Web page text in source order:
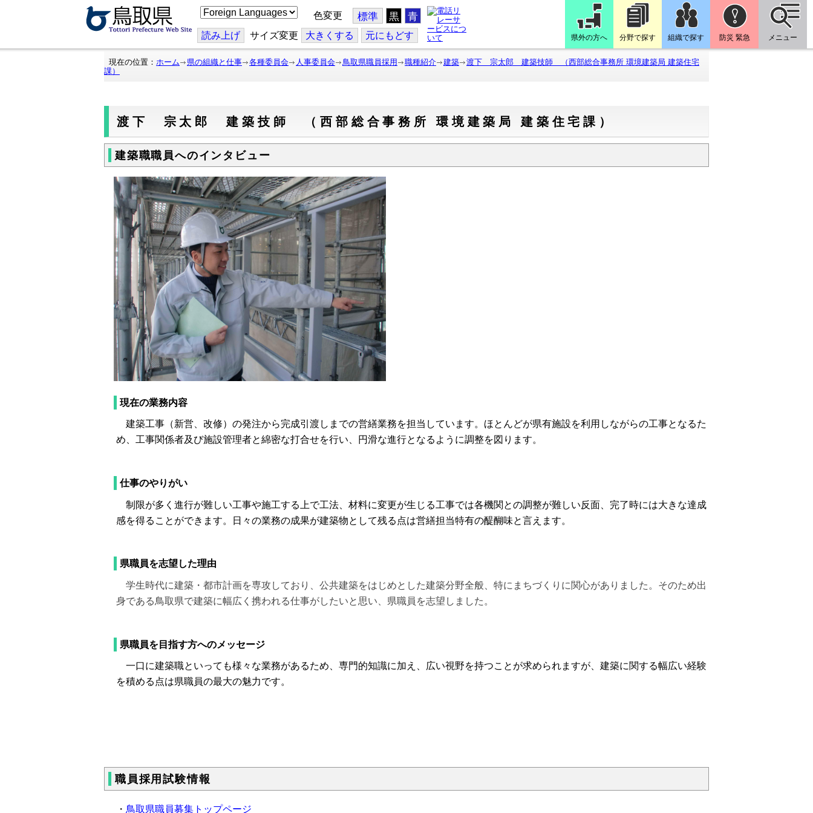
こ
の
ジ
を
翻
色変更 標準 黒 青
読み上げ サイズ変更 大きくする 元にもどす 県外の方へ 分野で探す 組織で探す 防災 緊急 メニュー
現在の位置： ホーム 県の組織と仕事 各種委員会 人事委員会 鳥取県職員採用 職種紹介 建築
渡下 宗太郎 建築技師 （西部総合事務所 環境建築局 建築住宅
課）
渡下 宗太郎 建築技師 （西部総合事務所 環境建築局 建築住宅課）
建築職職員へのインタビュー
現在の業務内容
建築工事（新営、改修）の発注から完成引渡しまでの営繕業務を担当しています。ほとんどが県有施設を利用しながらの工事となるた
め、工事関係者及び施設管理者と綿密な打合せを行い、円滑な進行となるように調整を図ります。
仕事のやりがい
制限が多く進行が難しい工事や施工する上で工法、材料に変更が生じる工事では各機関との調整が難しい反面、完了時には大きな達成
感を得ることができます。日々の業務の成果が建築物として残る点は営繕担当特有の醍醐味と言えます。
県職員を志望した理由
学生時代に建築・都市計画を専攻しており、公共建築をはじめとした建築分野全般、特にまちづくりに関心がありました。そのため出
身である鳥取県で建築に幅広く携われる仕事がしたいと思い、県職員を志望しました。
県職員を目指す方へのメッセージ
一口に建築職といっても様々な業務があるため、専門的知識に加え、広い視野を持つことが求められますが、建築に関する幅広い経験
を積める点は県職員の最大の魅力です。
職員採用試験情報
・ 鳥取県職員募集トップページ